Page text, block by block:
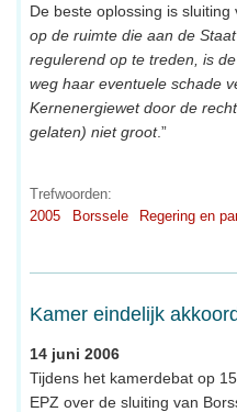
De beste oplossing is sluiting
op de ruimte die aan de
regulerend op te treden, is
weg haar eventuele schade
Kernenergiewet door de
gelaten) niet groot.”
Trefwoorden:
2005
Borssele Regering en
Kamer eindelijk
14 juni 2006
Tijdens het kamerdebat op
EPZ over de sluiting van